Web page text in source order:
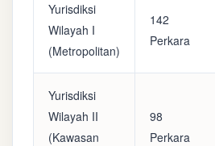
Yurisdiksi
Wilayah I
(Metropolitan)
142
Perkara
Yurisdiksi
Wilayah II
(Kawasan
98
Perkara